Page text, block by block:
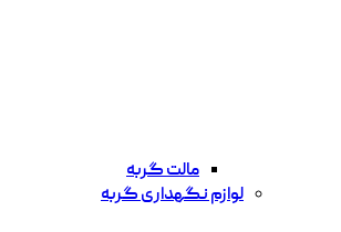
مالت گربه
لوازم نگهداری گربه